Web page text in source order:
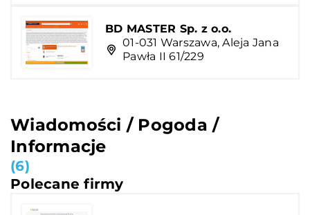
BD MASTER Sp. z o.o.
01-031 Warszawa, Aleja Jana
Pawła II 61/229
Wiadomości / Pogoda /
Informacje
(6)
Polecane firmy